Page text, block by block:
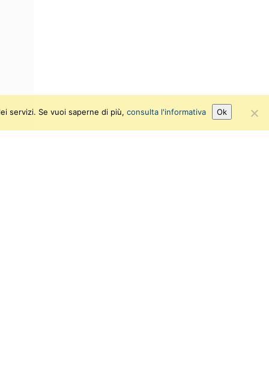
servizi. Se vuoi saperne di più, consulta l'informativa Ok